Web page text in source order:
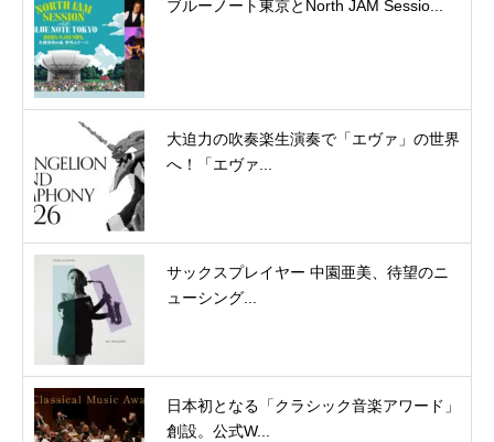
ブルーノート東京とNorth JAM Sessio...
大迫力の吹奏楽生演奏で「エヴァ」の世界
へ！「エヴァ...
サックスプレイヤー 中園亜美、待望のニ
ューシング...
日本初となる「クラシック音楽アワード」
創設。公式W...